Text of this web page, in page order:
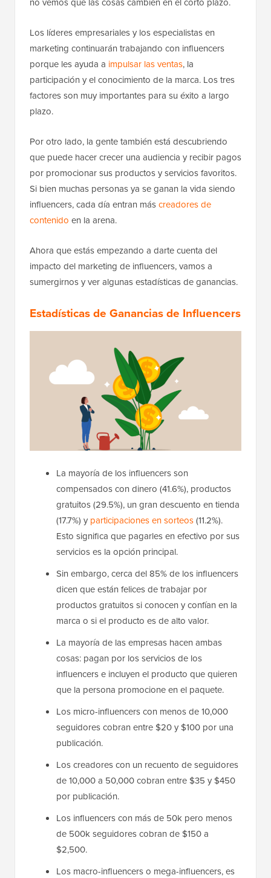
Los líderes empresariales y los especialistas en
marketing continuarán trabajando con influencers
porque les ayuda a impulsar las ventas, la
participación y el conocimiento de la marca. Los tres
factores son muy importantes para su éxito a largo
plazo.
Por otro lado, la gente también está descubriendo
que puede hacer crecer una audiencia y recibir pagos
por promocionar sus productos y servicios favoritos.
Si bien muchas personas ya se ganan la vida siendo
influencers, cada día entran máscreadores de
contenido en la arena.
Ahora que estás empezando a darte cuenta del
impacto del marketing de influencers, vamos a
sumergirnos y ver algunas estadísticas de ganancias.
Estadísticas de Ganancias de Influencers
La mayoría de los influencers son
compensados con dinero (41.6%), productos
gratuitos (29.5%), un gran descuento en tienda
(17.7%) y participaciones en sorteos(11.2%).
Esto significa que pagarles en efectivo por sus
servicios es la opción principal.
Sin embargo, cerca del 85% de los influencers
dicen que están felices de trabajar por
productos gratuitos si conocen y confían en la
marca o si el producto es de alto valor.
La mayoría de las empresas hacen ambas
cosas: pagan por los servicios de los
influencers e incluyen el producto que quieren
que la persona promocione en el paquete.
Los micro-influencers con menos de 10,000
seguidores cobran entre $20 y $100 por una
publicación.
Los creadores con un recuento de seguidores
de 10,000 a 50,000 cobran entre $35 y $450
por publicación.
Los influencers con más de 50k pero menos
de 500k seguidores cobran de $150 a
$2,500.
Los macro-influencers o mega-influencers, es